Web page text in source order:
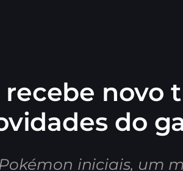
novo
do
iniciais, um